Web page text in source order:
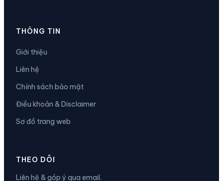
THÔNG TIN
Giới thiệu
Liên hệ
Chính sách bảo mật
Điều khoản & Disclaimer
Sơ đồ trang web
THEO DÕI
Liên hệ & góp ý qua email.